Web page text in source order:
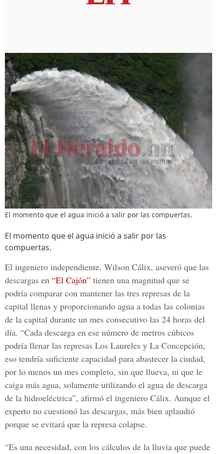
El momento que el agua inició a salir por las compuertas.
El momento que el agua inició a salir por las
compuertas.
El ingeniero independiente, Wilson Cálix, aseveró que las
descargas en “El Cajón” tienen una magnitud que se
podría comparar con mantener las tres represas de la
capital llenas y proporcionando agua a todas las colonias
de la capital durante un mes consecutivo las 24 horas del
día. “Cada descarga en ese número de metros cúbicos
podría llenar las represas Los Laureles y La Concepción,
eso tendría suficiente capacidad para abastecer la ciudad,
por lo menos un mes completo, sin que llueva, ni que le
caiga más agua, solamente utilizando el agua de descarga
de la hidroeléctrica”, afirmó el ingeniero Cálix. Aunque el
experto no cuestionó las descargas, más bien aplaudió
porque se evitará que la represa colapse.
“Es una necesidad, con los cálculos de la lluvia que puede